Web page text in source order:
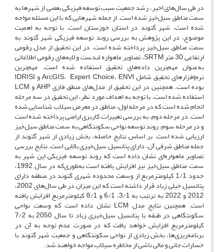
در طی سال‌‌های اخیر، رشد جمعیت سبب توسعه فیزیکی بعضی از شهرها به
سمت مناطق سیل‌‌خیز شده است. از جمله شهرهایی که با این مسئله مواجه
شده است، شهر گتوند در استان خوزستان است. با توجه به اهمیت
موضوع، در این پژوهش به بررسی روند توسعه فیزیکی شهر گتوند به
سمت مناطق سیل‌‌خیز پرداخته شده است. در این تحقیق از مدل رقومی
ارتفاعی 30 متر SRTM، تصاویر ماهواره لندست و لایه‌‌های رقومی اطلاعاتی
به‌‌عنوان مهم‌‌ترین داده‌‌های تحقیق استفاده شده است. مهم‌‌ترین
نرم‌‌افزارهای تحقیق شامل ArcGIS، Expert Choice، ENVI و IDRISI
بوده است. همچنین در این تحقیق از مدل‌‌های منطق فازی AHP و LCM
استفاده شده است. با توجه به اهداف مورد نظر، این تحقیق در سه مرحله
انجام شده است که در مرحله اول، مناطق در معرض سیلاب شناسایی شده
است. در مرحله دوم، به بررسی تغییرات کاربری اراضی پرداخته شده است
و در مرحله سوم، روند توسعه نواحی سکونتگاهی به سمت مناطق سیل‌‌خیز
ارزیابی شده است. بر اساس نتایج حاصله، بخش زیادی از شهر گتوند از
جمله مناطق شرقی آن، دارای پتانسیل سیل‌‌خیزی بالایی است. نتایج بررسی
تصاویر ماهواره‌‌ای نشان داده است که روند توسعه فیزیکی این شهر به
سمت مناطق سیل‌‌خیز نیز افزایش یافته است به‌‌طوری‌‌که در سال 1992،
حدود 1/1 کیلومترمربع از وسعت محدوده شهری گتوند در منطقه دارای
پتانسیل خیلی زیاد قرار داشته است که این میزان در طی سال‌‌های 2002،
2012 و 2022 به ترتیب به 3/1، 6/1‌‌ و 8/1 کیلومترمربع افزایش یافته
است. همچنین نتایج مدل LCM نشان داده است که وسعت نواحی
سکونتگاهی در طبقه با پتانسیل سیل‌‌خیزی زیاد تا سال 2050 به 7/2
کیلومترمربع افزایش خواهد یافت که در صورت عدم توجه به آن در
برنامه‌‌ریزی‌‌ها، بخش زیادی از نواحی سکونتگاهی و جمعیت شهر گتوند با
خسارات جانی و مالی ناشی از مخاطره سیلاب مواجه خواهند شد.